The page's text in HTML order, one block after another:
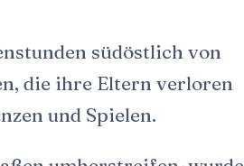
südöstlich von
die ihre Eltern verloren
und Spielen.